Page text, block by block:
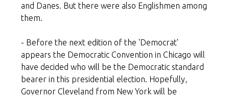
and Danes. But there were also Englishmen among
them.
- Before the next edition of the 'Democrat'
appears the Democratic Convention in Chicago will
have decided who will be the Democratic standard
bearer in this presidential election. Hopefully,
Governor Cleveland from New York will be